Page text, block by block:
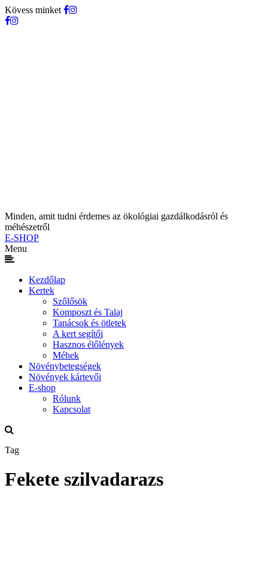
Kövess minket
Minden, amit tudni érdemes az ökológiai gazdálkodásról és
méhészetről
E-SHOP
Menu
Kezdőlap
Kertek
Szőlősök
Komposzt és Talaj
Tanácsok és ötletek
A kert segítői
Hasznos élőlények
Méhek
Növénybetegségek
Növények kártevői
E-shop
Rólunk
Kapcsolat
Tag
Fekete szilvadarazs